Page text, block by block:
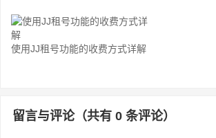
使用JJ租号功能的收费方式详解
留言与评论（共有 0 条评论）